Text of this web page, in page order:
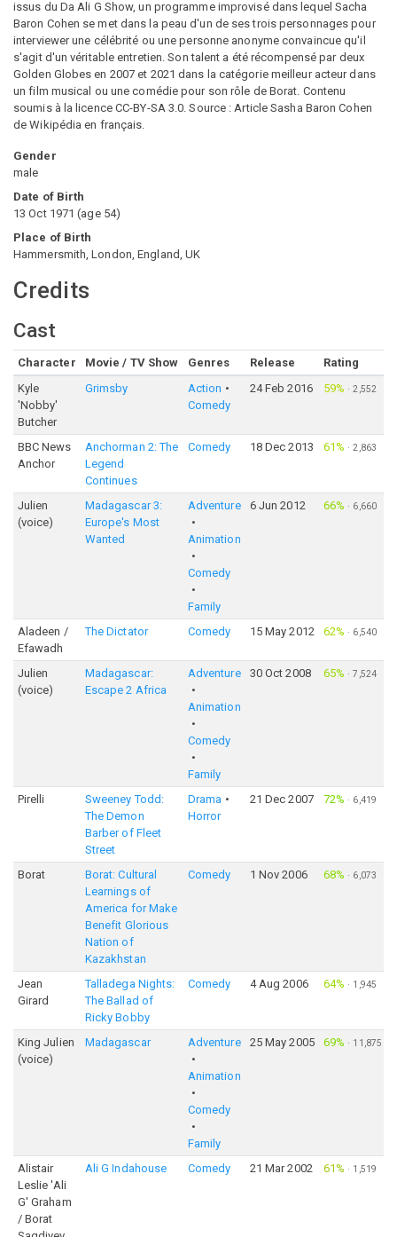
issus du Da Ali G Show, un programme improvisé dans lequel Sacha
Baron Cohen se met dans la peau d'un de ses trois personnages pour
interviewer une célébrité ou une personne anonyme convaincue qu'il
s'agit d'un véritable entretien. Son talent a été récompensé par deux
Golden Globes en 2007 et 2021 dans la catégorie meilleur acteur dans
un film musical ou une comédie pour son rôle de Borat. Contenu
soumis à la licence CC-BY-SA 3.0. Source : Article Sasha Baron Cohen
de Wikipédia en français.
Gender
male
Date of Birth
13 Oct 1971 (age 54)
Place of Birth
Hammersmith, London, England, UK
Credits
Cast
Character Movie / TV Show Genres Release
Rating
Kyle
'Nobby'
Butcher
Grimsby
Action
Comedy
24 Feb 2016 59% ·2,552
BBC News
Anchor
Anchorman 2: The
Legend
Continues
Comedy 18 Dec 2013 61% ·2,863
Julien
(voice)
Madagascar 3:
Europe's Most
Wanted
Adventure
Animation
Comedy
Family
6 Jun 2012 66% · 6,660
Aladeen /
Efawadh
The Dictator Comedy 15 May 2012 62% · 6,540
Julien
(voice)
Madagascar:
Escape 2 Africa
Adventure
Animation
Comedy
Family
30 Oct 2008 65% ·7,524
Pirelli
Sweeney Todd:
The Demon
Barber of Fleet
Street
Drama
Horror
21 Dec 2007 72% · 6,419
Borat
Borat: Cultural
Learnings of
America for Make
Benefit Glorious
Nation of
Kazakhstan
Comedy 1 Nov 2006 68% · 6,073
Jean
Girard
Talladega Nights:
The Ballad of
Ricky Bobby
Comedy 4 Aug 2006 64% · 1,945
King Julien
(voice)
Madagascar Adventure
Animation
Comedy
Family
25 May 2005 69% · 11,875
Alistair
Leslie 'Ali
G' Graham
/ Borat
Ali G Indahouse Comedy 21 Mar 2002 61% · 1,519